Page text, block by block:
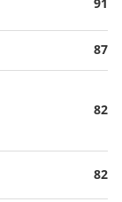
87
82
82